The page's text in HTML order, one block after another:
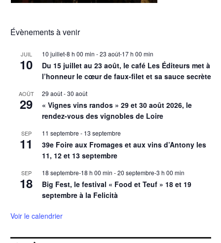
Évènements à venir
JUIL
10
10 juillet-8 h 00 min -23 août-17 h 00 min
Du 15 juillet au 23 août, le café Les Éditeurs met à
l’honneur le cœur de faux-filet et sa sauce secrète
AOÛT
29
29 août-30 août
« Vignes vins randos » 29 et 30 août 2026, le
rendez-vous des vignobles de Loire
SEP
11
11 septembre - 13 septembre
39e Foire aux Fromages et aux vins d’Antony les
11, 12 et 13 septembre
SEP
18
18 septembre-18 h 00 min -20 septembre-3 h 00 min
Big Fest, le festival « Food et Teuf » 18 et 19
septembre à la Felicità
Voir le calendrier